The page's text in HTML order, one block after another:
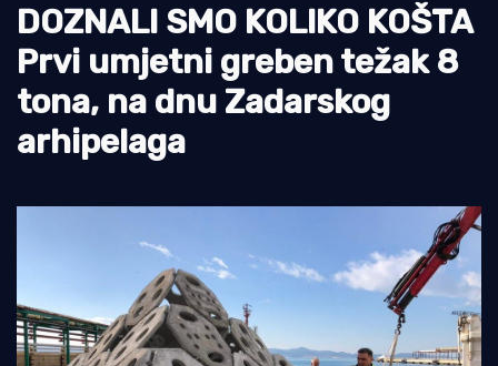
Ekologija
Tradicija i kultura
DOZNALI SMO KOLIKO KOŠTA
Prvi umjetni greben težak 8
tona, na dnu Zadarskog
arhipelaga